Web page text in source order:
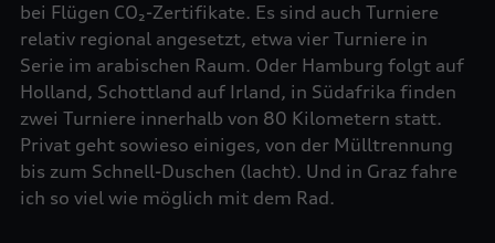
bei Flügen CO₂-Zertifikate. Es sind auch Turniere
relativ regional angesetzt, etwa vier Turniere in
Serie im arabischen Raum. Oder Hamburg folgt auf
Holland, Schottland auf Irland, in Südafrika finden
zwei Turniere innerhalb von 80 Kilometern statt.
Privat geht sowieso einiges, von der Mülltrennung
bis zum Schnell-Duschen (lacht). Und in Graz fahre
ich so viel wie möglich mit dem Rad.